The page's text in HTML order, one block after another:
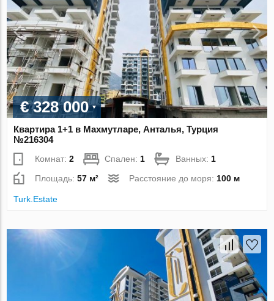
€ 328 000
Квартира 1+1 в Махмутларе, Анталья, Турция
№216304
Комнат:2 Спален: 1 Ванных: 1
Площадь:57 м² Расстояние до моря: 100 м
Turk.Estate